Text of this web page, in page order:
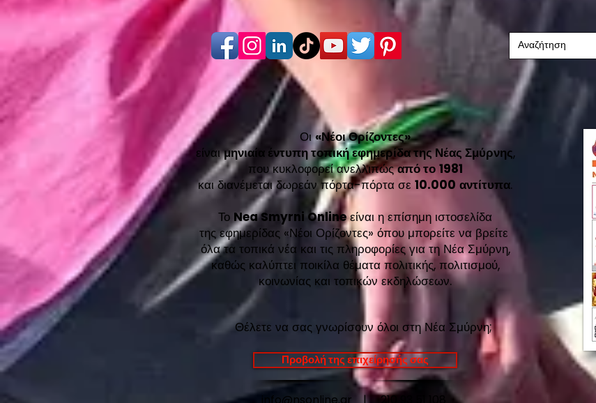
Οι«Νέοι Ορίζοντες»
είναιμηνιαία έντυπη τοπική εφημερίδα της Νέας Σμύρνης,
που κυκλοφορεί ανελλιπώςαπό το 1981
και διανέμεται δωρεάν πόρτα-πόρτα σε 10.000 αντίτυπα.
Το Nea Smyrni Onlineείναι η επίσημη ιστοσελίδα
της εφημερίδας «Νέοι Ορίζοντες» όπου μπορείτε να βρείτε
όλα τα τοπικά νέα και τις πληροφορίες για τη Νέα Σμύρνη,
καθώς καλύπτει ποικίλα θέματα πολιτικής, πολιτισμού,
κοινωνίας και τοπικών εκδηλώσεων.
Θέλετε να σας γνωρίσουν όλοι στη Νέα Σμύρνη;
Προβολή της επιχείρησής σας